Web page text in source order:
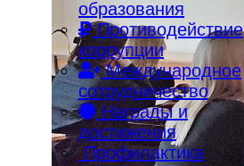
образования
Противодействие
коррупции
Международное
сотрудничество
Награды и
достижения
Профилактика